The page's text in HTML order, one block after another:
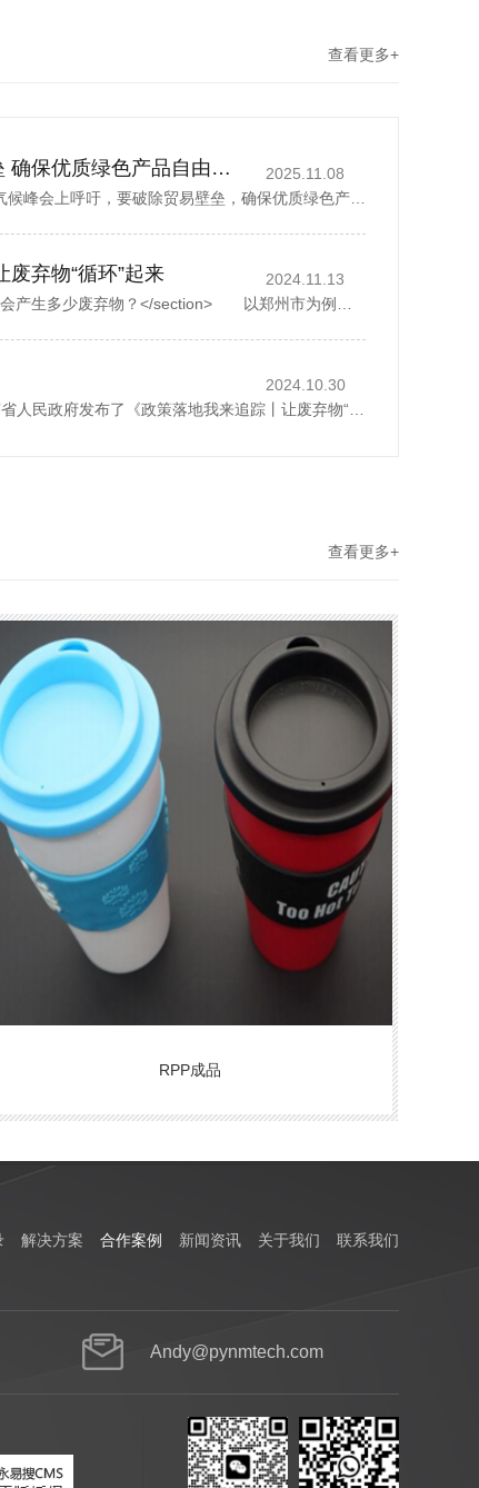
查看更多+
丁薛祥吁破除贸易壁垒 确保优质绿色产品自由流通
2025.11.08
弃物“循环”起来
2024.11.13
2024.10.30
查看更多+
RPP成品
解决方案 合作案例 新闻资讯 关于我们 联系我们
Andy@pynmtech.com